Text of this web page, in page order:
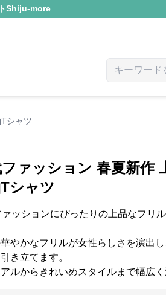
Shiju-more
シャツ
ァッション 春夏新作
シャツ
ッションにぴったりの上品なフリ
やかなフリルが女性らしさを演出
き立てます。
ルからきれいめスタイルまで幅広く